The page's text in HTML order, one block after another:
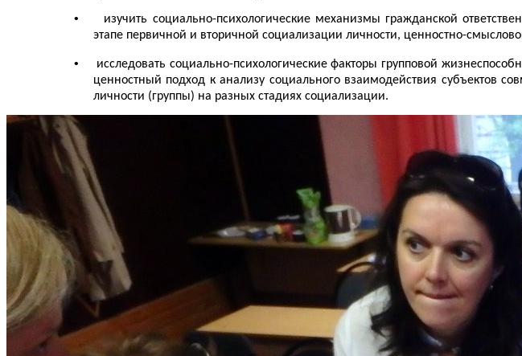
•
изучить социально-психологические механизмы гражданской
этапе первичной и вторичной социализации личности, ценностно-
•
исследовать социально-психологические факторы групповой
ценностный подход к анализу социального взаимодействия субъектов
личности (группы) на разных стадиях социализации.